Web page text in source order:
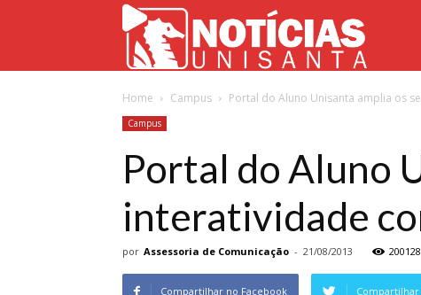
Home Campus Portal do Aluno Unisanta amplia os
Campus
Portal do Aluno
interatividade
por Assessoria de Comunicação - 21/08/2013 200128
Compartilhar no Facebook